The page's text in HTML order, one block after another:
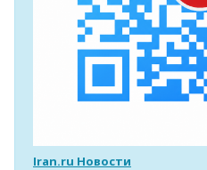
Iran.ru Новости